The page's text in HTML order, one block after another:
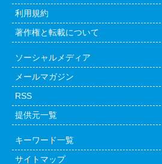
利用規約
著作権と転載について
ソーシャルメディア
メールマガジン
RSS
提供元一覧
キーワード一覧
サイトマップ